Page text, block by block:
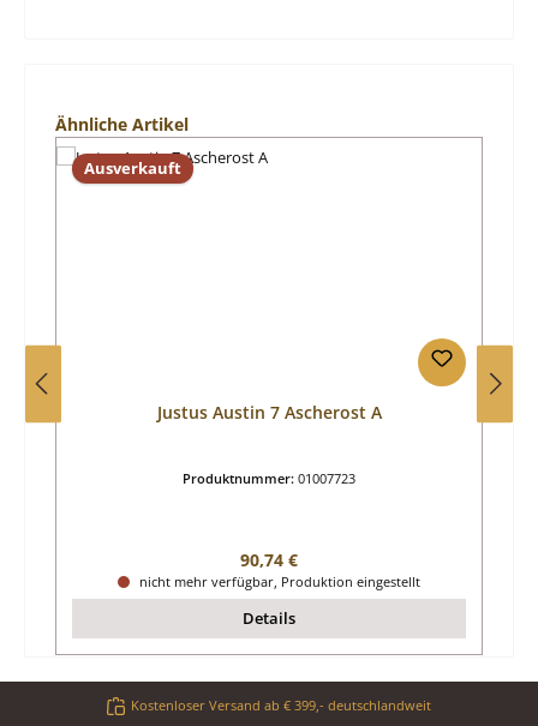
Produktgalerie überspringen
Ähnliche Artikel
Ausverkauft
Justus Austin 7 Ascherost A
Produktnummer: 01007723
Regulärer Preis:
90,74 €
nicht mehr verfügbar, Produktion eingestellt
Details
Kostenloser Versand ab € 399,- deutschlandweit